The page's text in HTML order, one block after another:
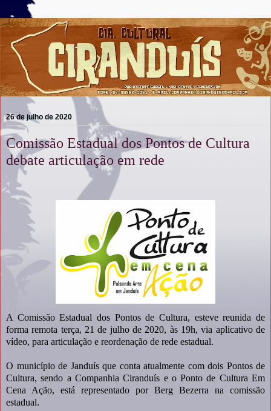
26 de julho de 2020
Comissão Estadual dos Pontos de Cultura
debate articulação em rede
A Comissão Estadual dos Pontos de Cultura, esteve reunida de
forma remota terça, 21 de julho de 2020, às 19h, via aplicativo de
vídeo, para articulação e reordenação de rede estadual.
O município de Janduís que conta atualmente com dois Pontos de
Cultura, sendo a Companhia Ciranduís e o Ponto de Cultura Em
Cena Ação, está representado por Berg Bezerra na comissão
estadual.